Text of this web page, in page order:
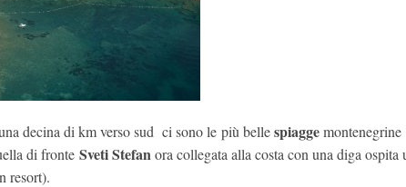
decina di km verso sud ci sono le più bellespiagge
di fronte Sveti Stefanora collegata alla costa con una diga ospita
resort).